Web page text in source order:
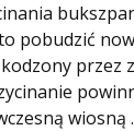
pobudzić
przez
wiosną .